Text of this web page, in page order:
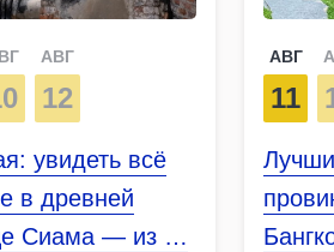
АВГ
12
увидеть всё
в древней
Сиама — из …
АВГ
11